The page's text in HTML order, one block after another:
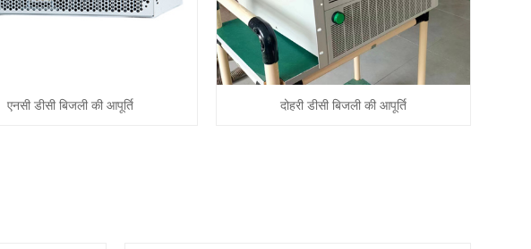
एनसी डीसी बिजली की आपूर्ति दोहरी डीसी बिजली की आपूर्ति